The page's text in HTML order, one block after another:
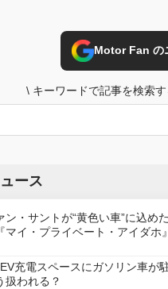
Motor Fan の
\ キーワードで記事を検索す
ース
ン・サントが“黄色い車”に込め
マイ・プライベート・アイダホ
マスター版で復活
充電スペースにガソリン車が
扱われる？